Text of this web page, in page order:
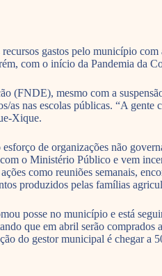
gastos pelo município
com o início da Pandemia da
mesmo com a
as nas escolas públicas. “A
Xique.
de organizações não
o Ministério Público e vem
como reuniões semanais,
produzidos pelas famílias
posse no município e está
que em abril serão
do gestor municipal é chegar a